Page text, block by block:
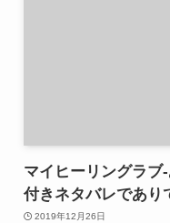
マイヒーリングラブ
付きネタバレであり
2019年12月26日